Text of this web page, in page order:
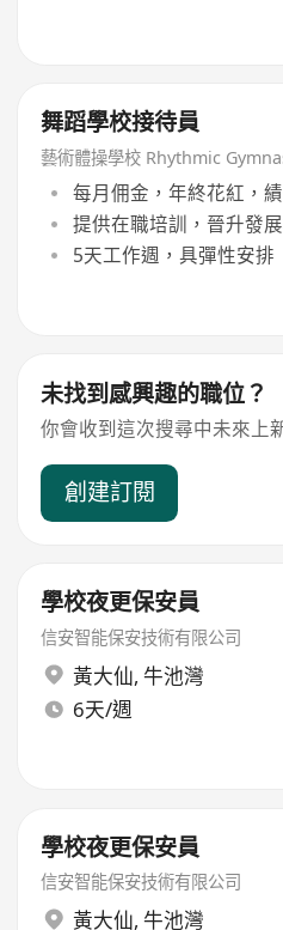
舞蹈學校接待員
藝術體操學校 Rhythmic
每月佣金，年終花紅，
提供在職培訓，晉升發
5天工作週，具彈性安排
未找到感興趣的職位？
你會收到這次搜尋中未來上
創建訂閱
學校夜更保安員
信安智能保安技術有限公司
黃大仙, 牛池灣
6天/週
學校夜更保安員
信安智能保安技術有限公司
黃大仙, 牛池灣